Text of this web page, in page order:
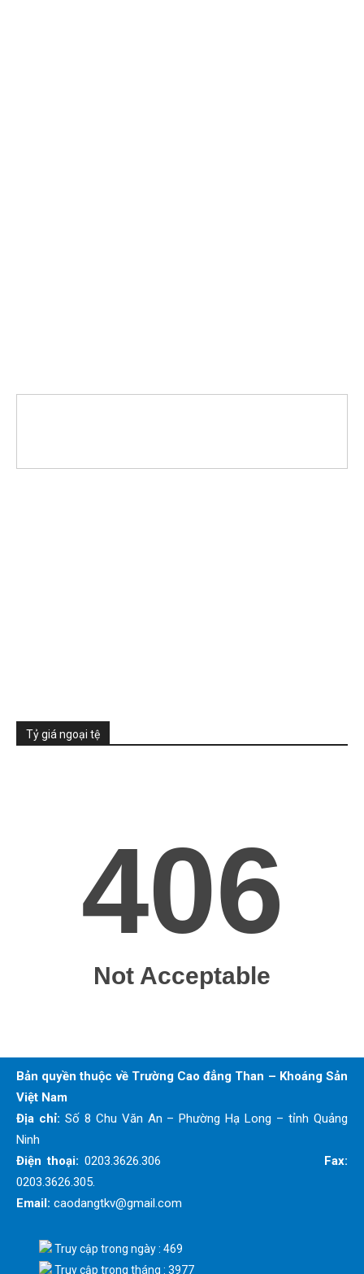
Tỷ giá ngoại tệ
Bản quyền thuộc về Trường Cao đẳng Than – Khoáng Sản
Việt Nam
Địa chỉ: Số 8 Chu Văn An – Phường Hạ Long – tỉnh Quảng
Ninh
Điện thoại: 0203.3626.306 Fax:
0203.3626.305.
Email: caodangtkv@gmail.com
Truy cập trong ngày : 469
Truy cập trong tháng : 3977